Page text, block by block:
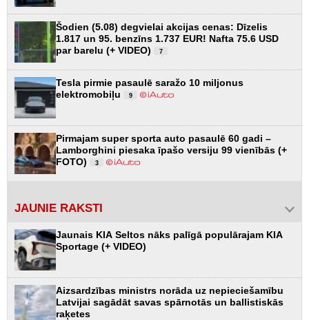
Šodien (5.08) degvielai akcijas cenas: Dīzelis
1.817 un 95. benzīns 1.737 EUR! Nafta 75.6 USD
par barelu (+ VIDEO)
7
Tesla pirmie pasaulē saražo 10 miljonus
elektromobiļu
9
Pirmajam super sporta auto pasaulē 60 gadi –
Lamborghini piesaka īpašo versiju 99 vienībās (+
FOTO)
3
JAUNIE RAKSTI
Jaunais KIA Seltos nāks palīgā populārajam KIA
Sportage (+ VIDEO)
Aizsardzības ministrs norāda uz nepieciešamību
Latvijai sagādāt savas spārnotās un ballistiskās
raķetes